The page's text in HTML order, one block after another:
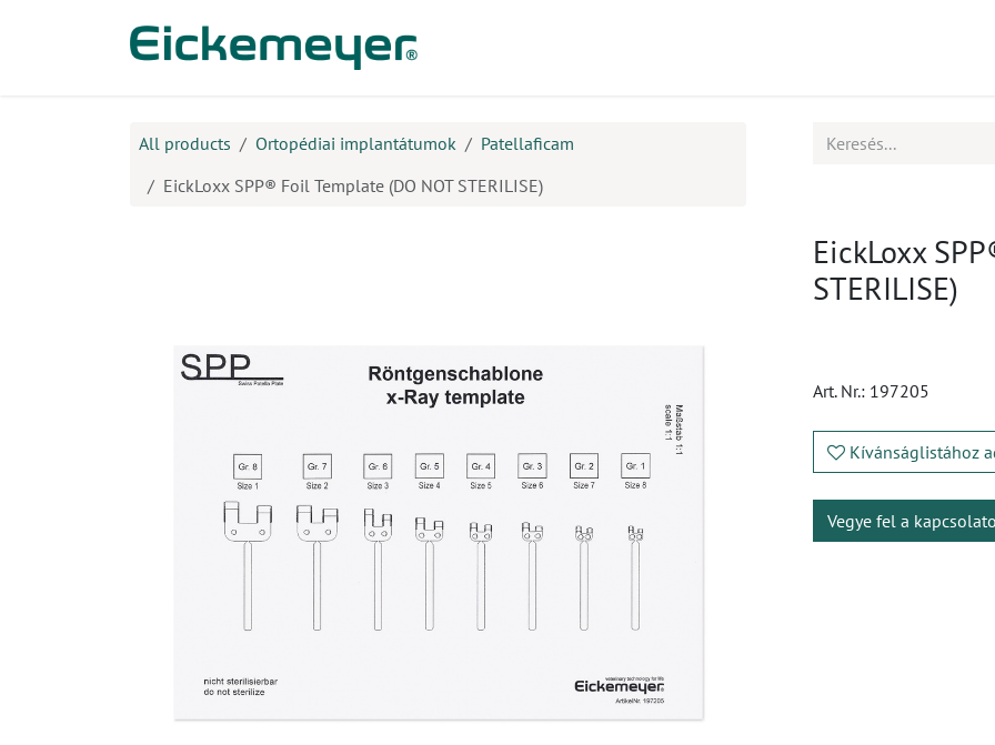
All products Ortopédiai implantátumok
Patellaficam
EickLoxx SPP® Foil Template (DO NOT STERILISE)
EickLoxx
STERILISE)
Art. Nr.: 197205
Kívánságlistához
Vegye fel a